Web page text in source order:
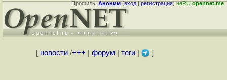
Профиль:Аноним(вход|регистрация)неRUopennet.me
[ новости/+++ форум| теги| ]